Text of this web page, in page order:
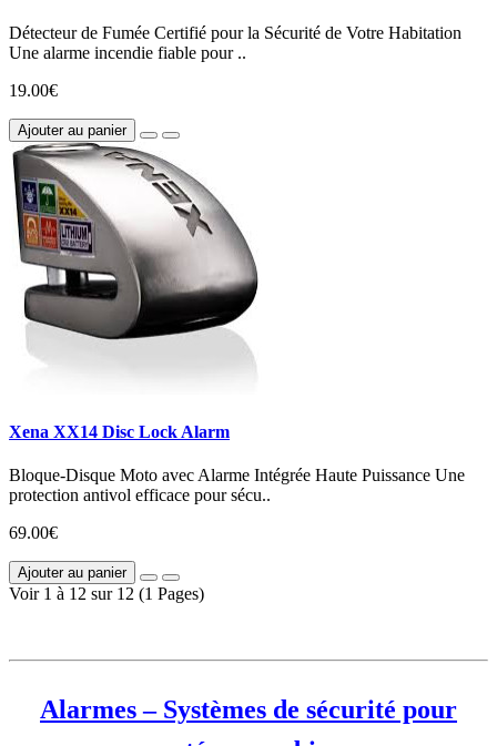
Détecteur de Fumée Certifié pour la Sécurité de Votre Habitation
Une alarme incendie fiable pour ..
19.00€
Ajouter au panier
Xena XX14 Disc Lock Alarm
Bloque-Disque Moto avec Alarme Intégrée Haute Puissance Une
protection antivol efficace pour sécu..
69.00€
Ajouter au panier
Voir 1 à 12 sur 12 (1 Pages)
Alarmes – Systèmes de sécurité pour